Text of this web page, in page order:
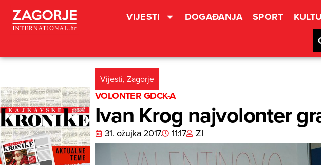
VIJESTI DOGAĐANJA SPORT
Vijesti, Zagorje
VOLONTER GDCK-A
Ivan Krog najvolonter
31. ožujka 2017. 11:17 ZI